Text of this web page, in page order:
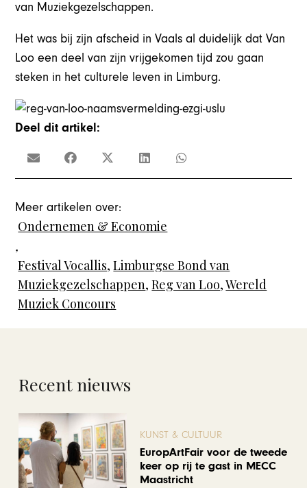
van Muziekgezelschappen.
Het was bij zijn afscheid in Vaals al duidelijk dat Van
Loo een deel van zijn vrijgekomen tijd zou gaan
steken in het culturele leven in Limburg.
Deel dit artikel:
Meer artikelen over:
Ondernemen & Economie
,
Festival Vocallis,Limburgse Bond van
Muziekgezelschappen,Reg van Loo,Wereld
Muziek Concours
Recent nieuws
KUNST & CULTUUR
EuropArtFair voor de tweede
keer op rij te gast in MECC
Maastricht